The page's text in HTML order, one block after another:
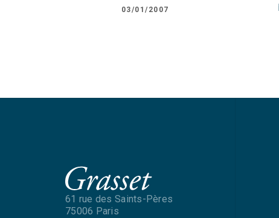
03/01/2007
61 rue des Saints-Pères
75006 Paris